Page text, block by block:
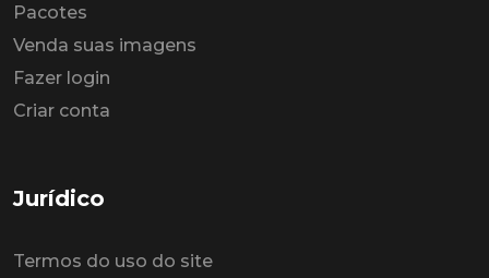
Pacotes
Venda suas imagens
Fazer login
Criar conta
Jurídico
Termos do uso do site